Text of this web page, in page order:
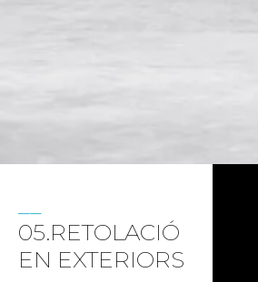
05.RETOLACIÓ
EN EXTERIORS